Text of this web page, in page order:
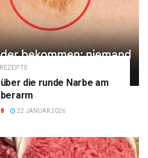
REZEPTE
die runde Narbe am
22 JANUAR 2026